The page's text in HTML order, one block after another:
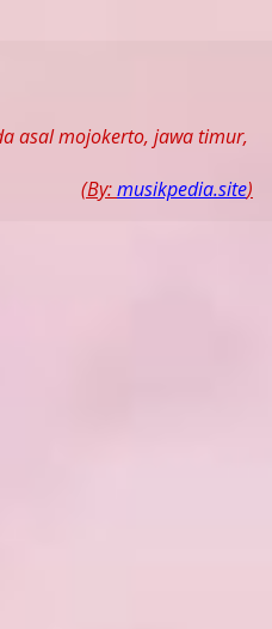
asal mojokerto, jawa timur,
(By:musikpedia.site)